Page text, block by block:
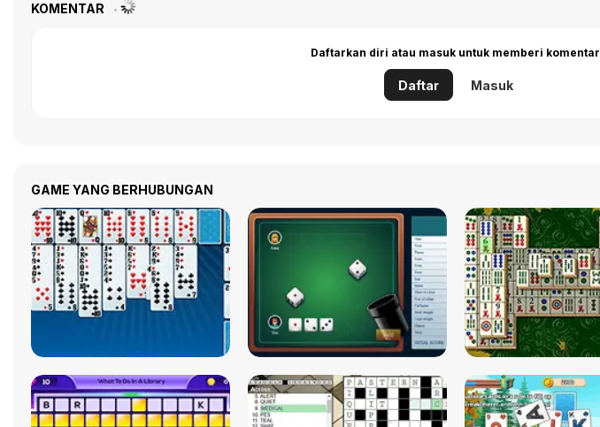
KOMENTAR
Daftarkan diri atau masuk untuk memberi komentar
Daftar Masuk
GAME YANG BERHUBUNGAN